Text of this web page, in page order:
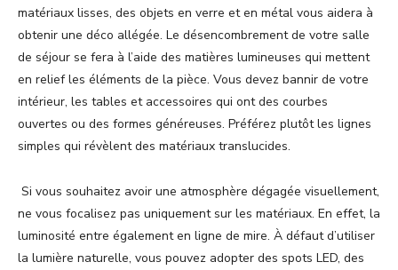
matériaux lisses, des objets en verre et en métal vous aidera à
obtenir une déco allégée. Le désencombrement de votre salle
de séjour se fera à l’aide des matières lumineuses qui mettent
en relief les éléments de la pièce. Vous devez bannir de votre
intérieur, les tables et accessoires qui ont des courbes
ouvertes ou des formes généreuses. Préférez plutôt les lignes
simples qui révèlent des matériaux translucides.
Si vous souhaitez avoir une atmosphère dégagée visuellement,
ne vous focalisez pas uniquement sur les matériaux. En effet, la
luminosité entre également en ligne de mire. À défaut d’utiliser
la lumière naturelle, vous pouvez adopter des spots LED, des